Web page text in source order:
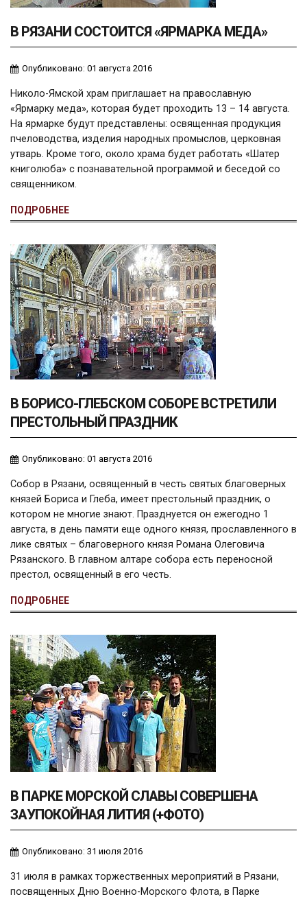
В РЯЗАНИ СОСТОИТСЯ «ЯРМАРКА МЕДА»
Опубликовано: 01 августа 2016
Николо-Ямской храм приглашает на православную
«Ярмарку меда», которая будет проходить 13 – 14 августа.
На ярмарке будут представлены: освященная продукция
пчеловодства, изделия народных промыслов, церковная
утварь. Кроме того, около храма будет работать «Шатер
книголюба» с познавательной программой и беседой со
священником.
ПОДРОБНЕЕ
В БОРИСО-ГЛЕБСКОМ СОБОРЕ ВСТРЕТИЛИ
ПРЕСТОЛЬНЫЙ ПРАЗДНИК
Опубликовано: 01 августа 2016
Собор в Рязани, освященный в честь святых благоверных
князей Бориса и Глеба, имеет престольный праздник, о
котором не многие знают. Празднуется он ежегодно 1
августа, в день памяти еще одного князя, прославленного в
лике святых – благоверного князя Романа Олеговича
Рязанского. В главном алтаре собора есть переносной
престол, освященный в его честь.
ПОДРОБНЕЕ
В ПАРКЕ МОРСКОЙ СЛАВЫ СОВЕРШЕНА
ЗАУПОКОЙНАЯ ЛИТИЯ (+ФОТО)
Опубликовано: 31 июля 2016
31 июля в рамках торжественных мероприятий в Рязани,
посвященных Дню Военно-Морского Флота, в Парке